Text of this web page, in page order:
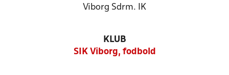
Viborg Sdrm. IK
KLUB
SIK Viborg, fodbold